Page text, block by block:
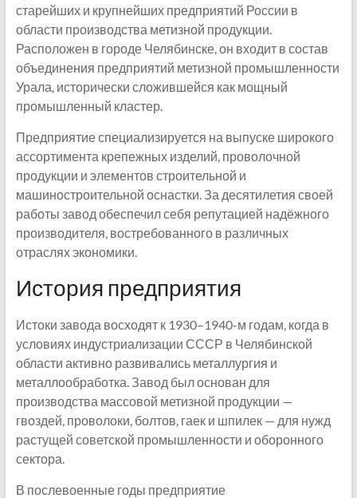
старейших и крупнейших предприятий России в
области производства метизной продукции.
Расположен в городе Челябинске, он входит в состав
объединения предприятий метизной промышленности
Урала, исторически сложившейся как мощный
промышленный кластер.
Предприятие специализируется на выпуске широкого
ассортимента крепежных изделий, проволочной
продукции и элементов строительной и
машиностроительной оснастки. За десятилетия своей
работы завод обеспечил себя репутацией надёжного
производителя, востребованного в различных
отраслях экономики.
История предприятия
Истоки завода восходят к 1930–1940-м годам, когда в
условиях индустриализации СССР в Челябинской
области активно развивались металлургия и
металлообработка. Завод был основан для
производства массовой метизной продукции —
гвоздей, проволоки, болтов, гаек и шпилек — для нужд
растущей советской промышленности и оборонного
сектора.
В послевоенные годы предприятие